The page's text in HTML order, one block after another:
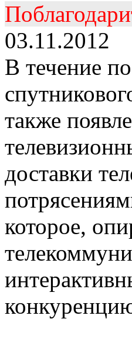
03.11.2012
В течение
также
доставки
которое,